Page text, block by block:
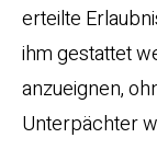
erteilte
ihm gestattet
anzueignen,
Unterpächter